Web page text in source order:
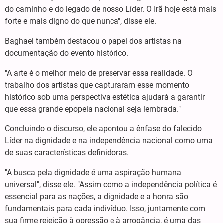
do caminho e do legado de nosso Líder. O Irã hoje está mais
forte e mais digno do que nunca", disse ele.
Baghaei também destacou o papel dos artistas na
documentação do evento histórico.
"A arte é o melhor meio de preservar essa realidade. O
trabalho dos artistas que capturaram esse momento
histórico sob uma perspectiva estética ajudará a garantir
que essa grande epopeia nacional seja lembrada."
Concluindo o discurso, ele apontou a ênfase do falecido
Líder na dignidade e na independência nacional como uma
de suas características definidoras.
"A busca pela dignidade é uma aspiração humana
universal", disse ele. "Assim como a independência política é
essencial para as nações, a dignidade e a honra são
fundamentais para cada indivíduo. Isso, juntamente com
sua firme rejeição à opressão e à arrogância, é uma das